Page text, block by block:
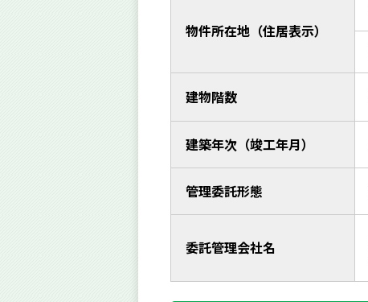
物件所在地（住居表示）
建物階数
建築年次（竣工年月）
管理委託形態
委託管理会社名